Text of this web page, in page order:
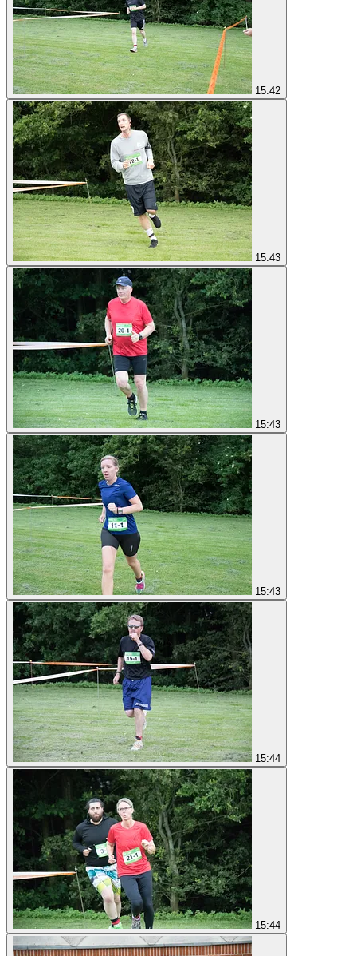
15:42
15:43
15:43
15:43
15:44
15:44